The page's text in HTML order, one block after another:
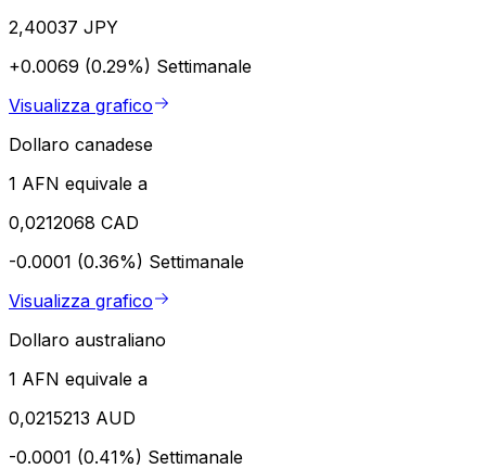
2,40037 JPY
+0.0069 (0.29%) Settimanale
Visualizza grafico
Dollaro canadese
1 AFN equivale a
0,0212068 CAD
-0.0001 (0.36%) Settimanale
Visualizza grafico
Dollaro australiano
1 AFN equivale a
0,0215213 AUD
-0.0001 (0.41%) Settimanale